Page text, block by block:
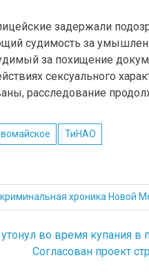
задержали
судимость за
за похищение
сексуального
расследование
ТиНАО
хроника Новой
во время купания в
Согласован проект